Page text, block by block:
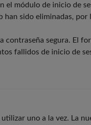
el módulo de inicio de
sido eliminadas, por
contraseña segura. El
fallidos de inicio de
uno a la vez. La